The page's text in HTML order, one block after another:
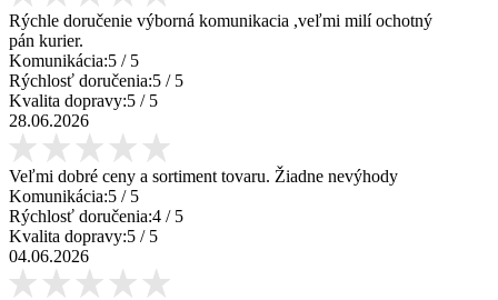
Rýchle doručenie výborná komunikacia ,veľmi milí ochotný
pán kurier.
Komunikácia:5 / 5
Rýchlosť doručenia:5 / 5
Kvalita dopravy:5 / 5
28.06.2026
Veľmi dobré ceny a sortiment tovaru. Žiadne nevýhody
Komunikácia:5 / 5
Rýchlosť doručenia:4 / 5
Kvalita dopravy:5 / 5
04.06.2026